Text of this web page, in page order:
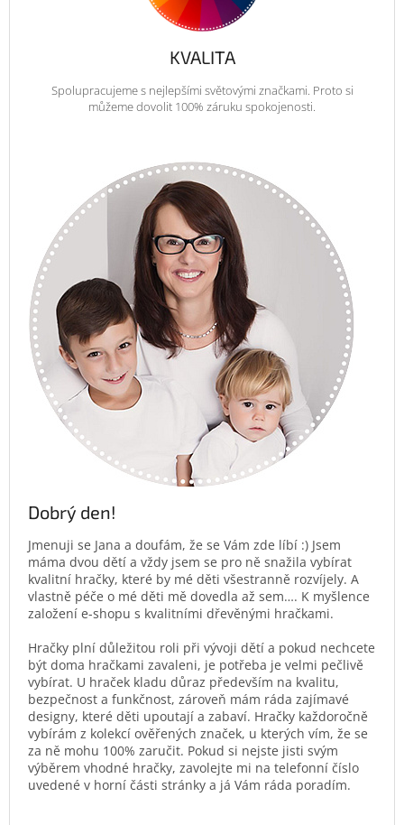
KVALITA
Spolupracujeme s nejlepšími světovými značkami. Proto si
můžeme dovolit 100% záruku spokojenosti.
Dobrý den!
Jmenuji se Jana a doufám, že se Vám zde líbí :) Jsem
máma dvou dětí a vždy jsem se pro ně snažila vybírat
kvalitní hračky, které by mé děti všestranně rozvíjely. A
vlastně péče o mé děti mě dovedla až sem…. K myšlence
založení e-shopu s kvalitními dřevěnými hračkami.
Hračky plní důležitou roli při vývoji dětí a pokud nechcete
být doma hračkami zavaleni, je potřeba je velmi pečlivě
vybírat. U hraček kladu důraz především na kvalitu,
bezpečnost a funkčnost, zároveň mám ráda zajímavé
designy, které děti upoutají a zabaví. Hračky každoročně
vybírám z kolekcí ověřených značek, u kterých vím, že se
za ně mohu 100% zaručit. Pokud si nejste jisti svým
výběrem vhodné hračky, zavolejte mi na telefonní číslo
uvedené v horní části stránky a já Vám ráda poradím.